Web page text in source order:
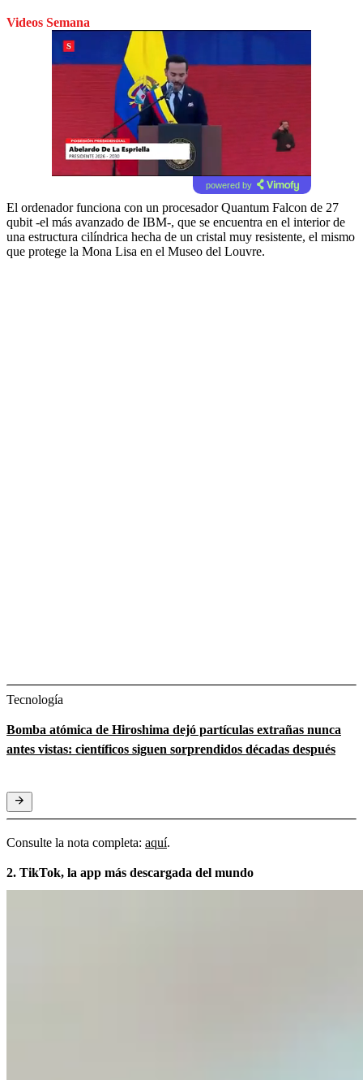
Videos Semana
powered by
El ordenador funciona con un procesador Quantum Falcon de 27
qubit -el más avanzado de IBM-, que se encuentra en el interior de
una estructura cilíndrica hecha de un cristal muy resistente, el mismo
que protege la Mona Lisa en el Museo del Louvre.
Tecnología
Bomba atómica de Hiroshima dejó partículas extrañas nunca
antes vistas: científicos siguen sorprendidos décadas después
Consulte la nota completa: aquí.
2. TikTok, la app más descargada del mundo